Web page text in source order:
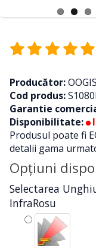
Producător:OOGIS
Cod produs:
Garantie
Disponibilitate:
Produsul poate fi
detalii gama
Opţiuni
Selectarea
InfraRosu